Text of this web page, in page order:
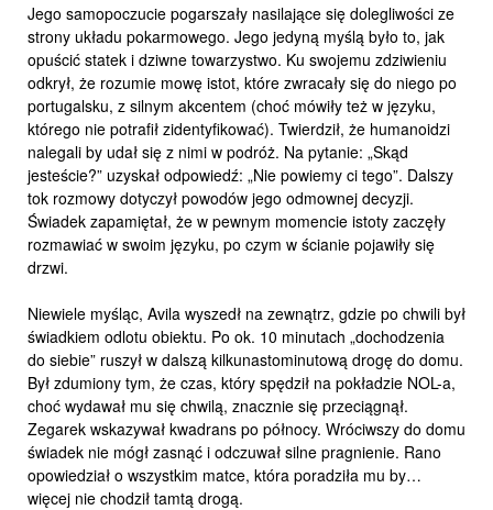
Jego samopoczucie pogarszały nasilające się dolegliwości ze
strony układu pokarmowego. Jego jedyną myślą było to, jak
opuścić statek i dziwne towarzystwo. Ku swojemu zdziwieniu
odkrył, że rozumie mowę istot, które zwracały się do niego po
portugalsku, z silnym akcentem (choć mówiły też w języku,
którego nie potrafił zidentyfikować). Twierdził, że humanoidzi
nalegali by udał się z nimi w podróż. Na pytanie: „Skąd
jesteście?” uzyskał odpowiedź: „Nie powiemy ci tego”. Dalszy
tok rozmowy dotyczył powodów jego odmownej decyzji.
Świadek zapamiętał, że w pewnym momencie istoty zaczęły
rozmawiać w swoim języku, po czym w ścianie pojawiły się
drzwi.
Niewiele myśląc, Avila wyszedł na zewnątrz, gdzie po chwili był
świadkiem odlotu obiektu. Po ok. 10 minutach „dochodzenia
do siebie” ruszył w dalszą kilkunastominutową drogę do domu.
Był zdumiony tym, że czas, który spędził na pokładzie NOL-a,
choć wydawał mu się chwilą, znacznie się przeciągnął.
Zegarek wskazywał kwadrans po północy. Wróciwszy do domu
świadek nie mógł zasnąć i odczuwał silne pragnienie. Rano
opowiedział o wszystkim matce, która poradziła mu by…
więcej nie chodził tamtą drogą.